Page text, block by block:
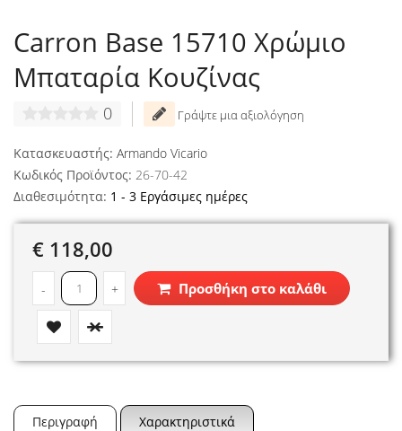
Carron Base 15710 Χρώμιο
Μπαταρία Κουζίνας
0 Γράψτε μια αξιολόγηση
Κατασκευαστής: Armando Vicario
Κωδικός Προϊόντος: 26-70-42
Διαθεσιμότητα: 1 - 3 Εργάσιμες ημέρες
€ 118,00
- + Προσθήκη στο καλάθι
Περιγραφή Χαρακτηριστικά